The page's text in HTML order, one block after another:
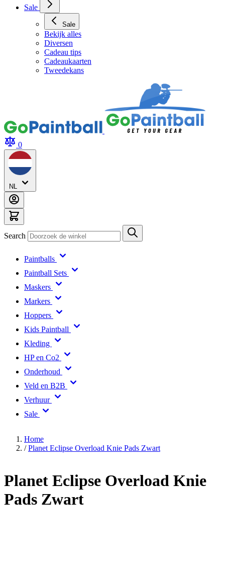
Archery Tag Verhuur
Sale
Bekijk alles
Diversen
Cadeau tips
Cadeaukaarten
NL
Paintballs
Paintball Sets
Maskers
Markers
Hoppers
Kids Paintball
Kleding
HP en Co2
Onderhoud
Veld en B2B
Verhuur
Home
Planet Eclipse Overload Knie